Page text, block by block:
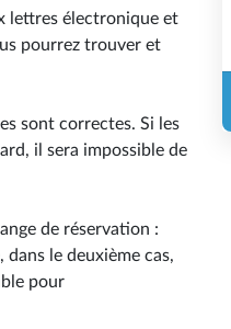
lettres électronique et
pourrez trouver et
sont correctes. Si les
il sera impossible de
de réservation :
le deuxième cas,
pour